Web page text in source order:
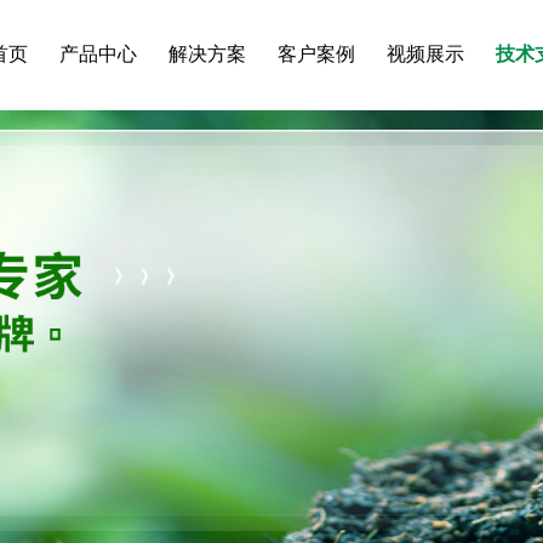
页 产品中心 解决方案 客户案例 视频展示 技术